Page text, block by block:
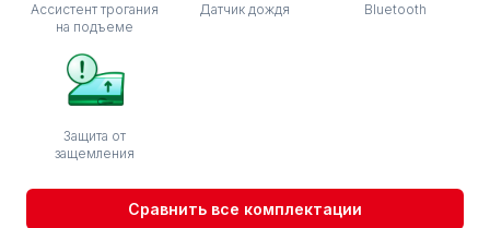
Ассистент трогания
на подъеме
Датчик дождя Bluetooth
Защита от
защемления
Сравнить все комплектации